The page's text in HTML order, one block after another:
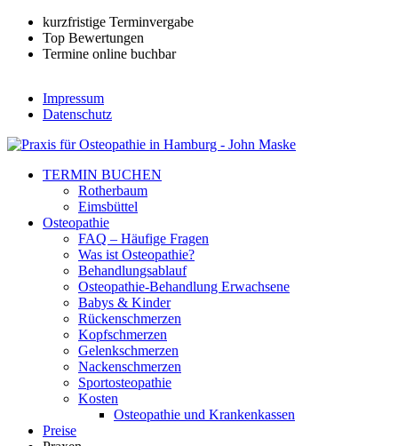
kurzfristige Terminvergabe
Top Bewertungen
Termine online buchbar
Impressum
Datenschutz
TERMIN BUCHEN
Rotherbaum
Eimsbüttel
Osteopathie
FAQ – Häufige Fragen
Was ist Osteopathie?
Behandlungsablauf
Osteopathie-Behandlung Erwachsene
Babys & Kinder
Rückenschmerzen
Kopfschmerzen
Gelenkschmerzen
Nackenschmerzen
Sportosteopathie
Kosten
Osteopathie und Krankenkassen
Preise